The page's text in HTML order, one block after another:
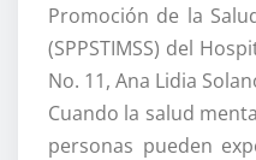
Promoción de la
(SPPSTIMSS) del
No. 11, Ana Lidia
Cuando la salud
personas pueden